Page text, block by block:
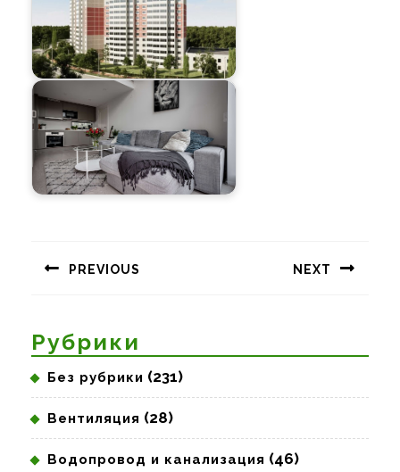
записям
PREVIOUS NEXT
Рубрики
Без рубрики (231)
Вентиляция (28)
Водопровод и канализация (46)